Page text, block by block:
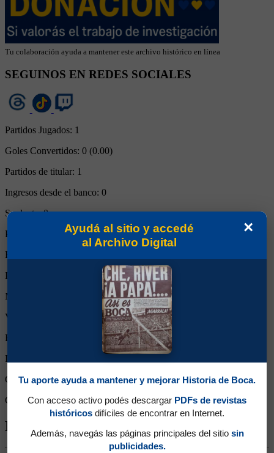
Tu colaboración ayuda a mantener este archivo histórico en línea
SEGUINOS EN REDES SOCIALES
Partidos Jugados: 1
Goles Convertidos: 0 (0.00)
Partidos de titular: 1
Ingresos desde el banco: 0
Suplente:0
Partidos completos:1
Expulsiones:
Partidos reemplazado:
Minutos Disputados:
Victorias:
Empates:
Derrotas:
Goles de Boca:2
Goles rivales:0
Biografía de Miguel Angel Rodríguez
×
Ayudá al sitio y accedé
al Archivo Digital
Tu aporte ayuda a mantener y mejorar Historia de Boca.
Con acceso activo podés descargar PDFs de revistas
históricos difíciles de encontrar en Internet.
Además, navegás las páginas principales del sitio sin
publicidades.